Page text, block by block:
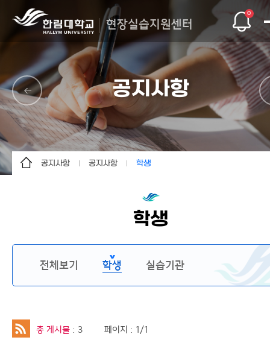
현장실습지원센터
0
공지사항
공지사항
현장실습학기제 신청
공지사항
공모전
공지사항
자료실
Q&A
학생
학생
전체보기 학생 실습기관
총 게시물 : 3 페이지 : 1/1